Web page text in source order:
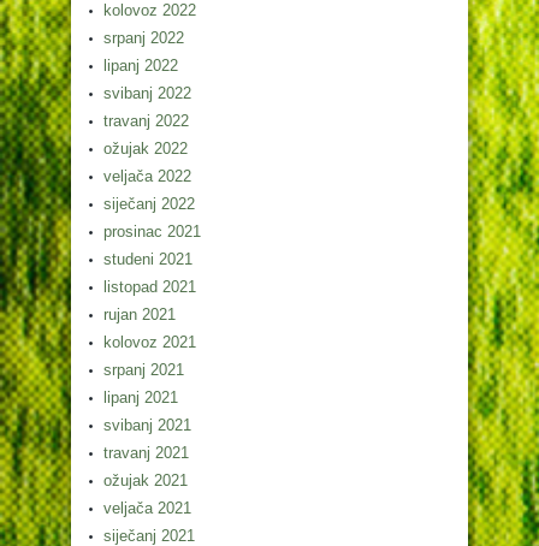
kolovoz 2022
srpanj 2022
lipanj 2022
svibanj 2022
travanj 2022
ožujak 2022
veljača 2022
siječanj 2022
prosinac 2021
studeni 2021
listopad 2021
rujan 2021
kolovoz 2021
srpanj 2021
lipanj 2021
svibanj 2021
travanj 2021
ožujak 2021
veljača 2021
siječanj 2021